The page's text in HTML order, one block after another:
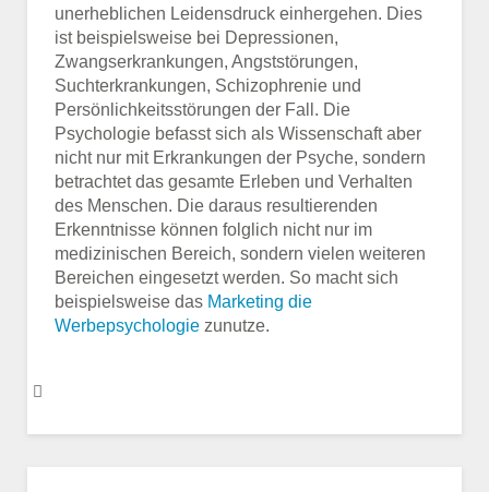
unerheblichen Leidensdruck einhergehen. Dies
ist beispielsweise bei Depressionen,
Zwangserkrankungen, Angststörungen,
Suchterkrankungen, Schizophrenie und
Persönlichkeitsstörungen der Fall. Die
Psychologie befasst sich als Wissenschaft aber
nicht nur mit Erkrankungen der Psyche, sondern
betrachtet das gesamte Erleben und Verhalten
des Menschen. Die daraus resultierenden
Erkenntnisse können folglich nicht nur im
medizinischen Bereich, sondern vielen weiteren
Bereichen eingesetzt werden. So macht sich
beispielsweise das Marketing die
Werbepsychologie zunutze.